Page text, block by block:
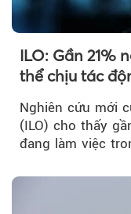
ILO: Gần 21%
thể chịu tác
Nghiên cứu mới
(ILO) cho thấy
đang làm việc